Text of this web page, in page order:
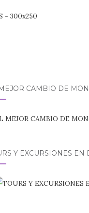
CAMBIO DE
Y EXCURSIONES EN